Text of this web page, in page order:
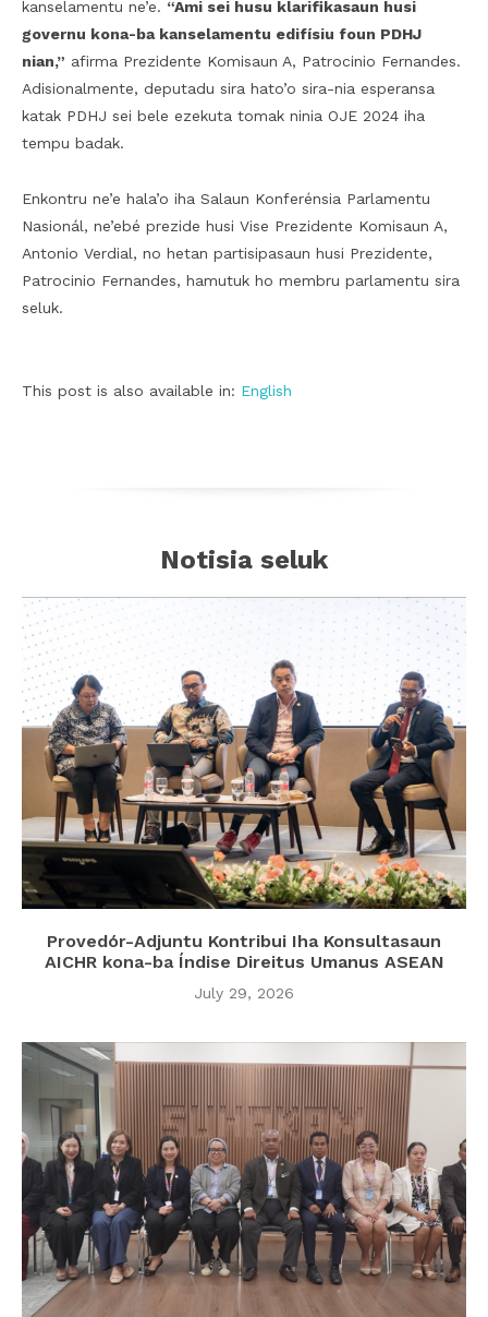
kanselamentu ne’e. “Ami sei husu klarifikasaun husi
governu kona-ba kanselamentu edifísiu foun PDHJ
nian,” afirma Prezidente Komisaun A, Patrocinio Fernandes.
Adisionalmente, deputadu sira hato’o sira-nia esperansa
katak PDHJ sei bele ezekuta tomak ninia OJE 2024 iha
tempu badak.
Enkontru ne’e hala’o iha Salaun Konferénsia Parlamentu
Nasionál, ne’ebé prezide husi Vise Prezidente Komisaun A,
Antonio Verdial, no hetan partisipasaun husi Prezidente,
Patrocinio Fernandes, hamutuk ho membru parlamentu sira
seluk.
This post is also available in: English
Notisia seluk
Provedór-Adjuntu Kontribui Iha Konsultasaun
AICHR kona-ba Índise Direitus Umanus ASEAN
July 29, 2026